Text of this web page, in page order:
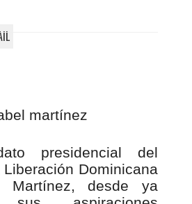
presidencial del
Dominicana
Martínez, desde ya